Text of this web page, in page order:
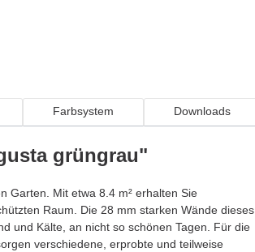
Farbsystem Downloads
grüngrau"
Garten. Mit etwa 8.4 m² erhalten Sie
Raum. Die 28 mm starken Wände dieses
und Kälte, an nicht so schönen Tagen. Für die
verschiedene, erprobte und teilweise